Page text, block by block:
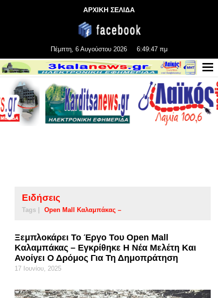
ΑΡΧΙΚΗ ΣΕΛΙΔΑ
Πέμπτη, 6 Αυγούστου 2026 6:49:47 πμ
Ειδήσεις
Tags | Open Mall Καλαμπάκας –
Ξεμπλοκάρει Το Έργο Του Open Mall
Καλαμπάκας – Εγκρίθηκε Η Νέα Μελέτη Και
Ανοίγει Ο Δρόμος Για Τη Δημοπράτηση
17 Ιουνίου, 2025